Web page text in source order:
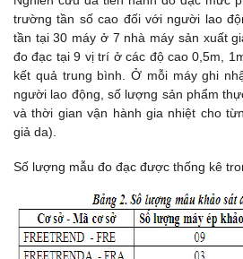
trường tần số cao đối với người lao
tần tại 30 máy ở 7 nhà máy sản xuất
đo đạc tại 9 vị trí ở các độ cao 0,5m,
kết quả trung bình. Ở mỗi máy ghi
người lao động, số lượng sản phẩm
và thời gian vận hành gia nhiệt cho
giả da).
Số lượng mẫu đo đạc được thống kê